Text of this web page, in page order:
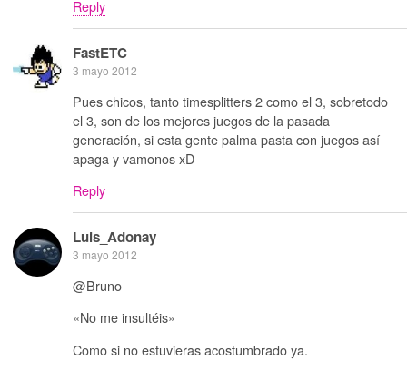
Reply
FastETC
3 mayo 2012
Pues chicos, tanto timesplitters 2 como el 3, sobretodo
el 3, son de los mejores juegos de la pasada
generación, si esta gente palma pasta con juegos así
apaga y vamonos xD
Reply
Luis_Adonay
3 mayo 2012
@Bruno
«No me insultéis»
Como si no estuvieras acostumbrado ya.